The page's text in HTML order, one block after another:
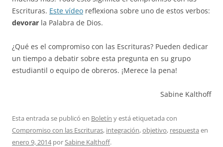
Escrituras. Este vídeo reflexiona sobre uno de estos verbos:
devorar la Palabra de Dios.
¿Qué es el compromiso con las Escrituras? Pueden dedicar
un tiempo a debatir sobre esta pregunta en su grupo
estudiantil o equipo de obreros. ¡Merece la pena!
Sabine Kalthoff
Esta entrada se publicó en Boletín y está etiquetada con
Compromiso con las Escrituras, integración,objetivo, respuesta en
enero 9, 2014porSabine Kalthoff.